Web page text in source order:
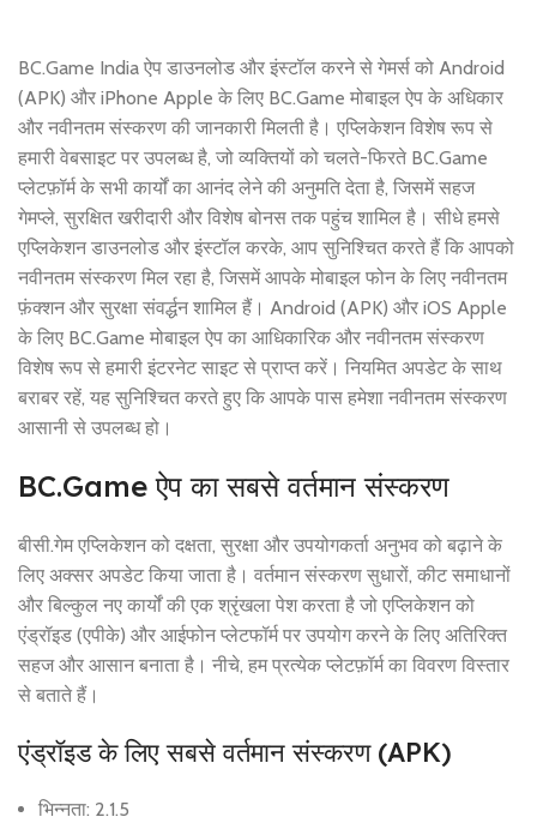
BC.Game India ऐप डाउनलोड और इंस्टॉल करने से गेमर्स को Android
(APK) और iPhone Apple के लिए BC.Game मोबाइल ऐप के अधिकार
और नवीनतम संस्करण की जानकारी मिलती है। एप्लिकेशन विशेष रूप से
हमारी वेबसाइट पर उपलब्ध है, जो व्यक्तियों को चलते-फिरते BC.Game
प्लेटफ़ॉर्म के सभी कार्यों का आनंद लेने की अनुमति देता है, जिसमें सहज
गेमप्ले, सुरक्षित खरीदारी और विशेष बोनस तक पहुंच शामिल है। सीधे हमसे
एप्लिकेशन डाउनलोड और इंस्टॉल करके, आप सुनिश्चित करते हैं कि आपको
नवीनतम संस्करण मिल रहा है, जिसमें आपके मोबाइल फोन के लिए नवीनतम
फ़ंक्शन और सुरक्षा संवर्द्धन शामिल हैं। Android (APK) और iOS Apple
के लिए BC.Game मोबाइल ऐप का आधिकारिक और नवीनतम संस्करण
विशेष रूप से हमारी इंटरनेट साइट से प्राप्त करें। नियमित अपडेट के साथ
बराबर रहें, यह सुनिश्चित करते हुए कि आपके पास हमेशा नवीनतम संस्करण
आसानी से उपलब्ध हो।
BC.Game ऐप का सबसे वर्तमान संस्करण
बीसी.गेम एप्लिकेशन को दक्षता, सुरक्षा और उपयोगकर्ता अनुभव को बढ़ाने के
लिए अक्सर अपडेट किया जाता है। वर्तमान संस्करण सुधारों, कीट समाधानों
और बिल्कुल नए कार्यों की एक श्रृंखला पेश करता है जो एप्लिकेशन को
एंड्रॉइड (एपीके) और आईफोन प्लेटफॉर्म पर उपयोग करने के लिए अतिरिक्त
सहज और आसान बनाता है। नीचे, हम प्रत्येक प्लेटफ़ॉर्म का विवरण विस्तार
से बताते हैं।
एंड्रॉइड के लिए सबसे वर्तमान संस्करण (APK)
भिन्नता: 2.1.5